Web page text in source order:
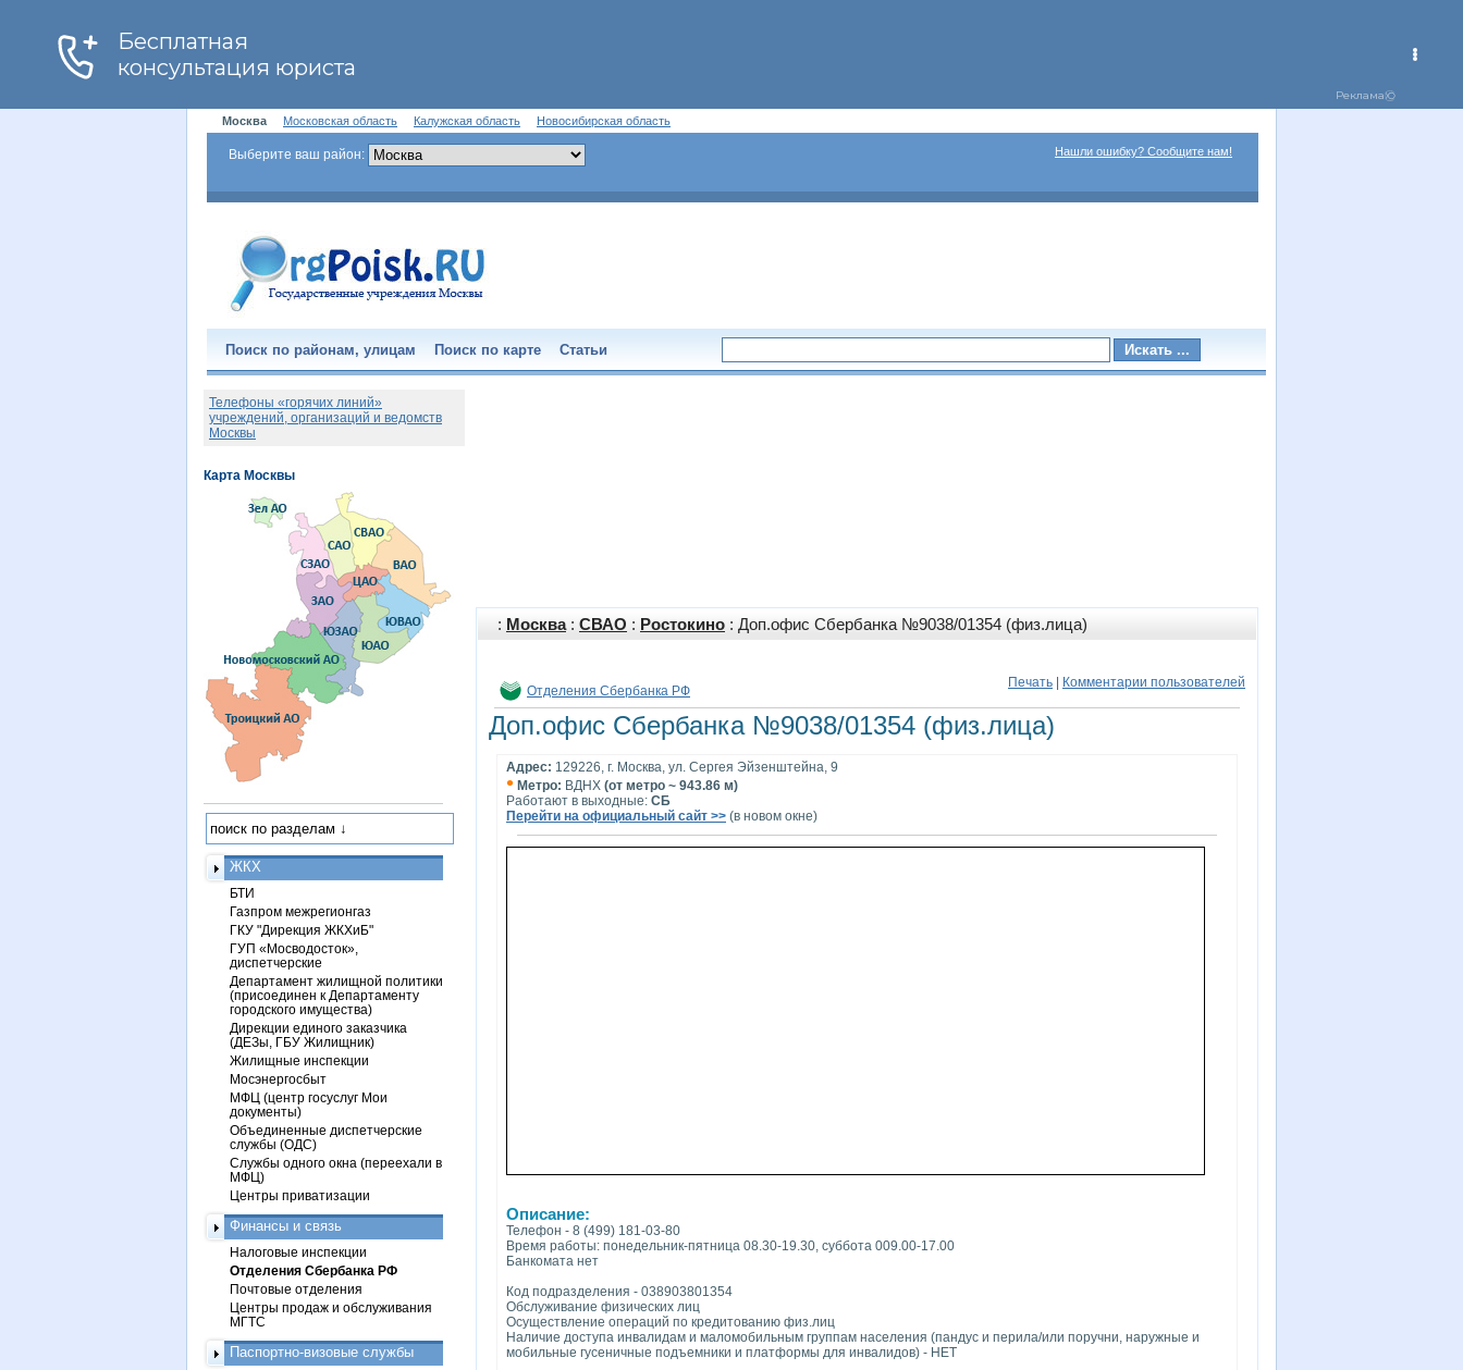
Москва Московская область Калужская область Новосибирская область
Выберите ваш район: Нашли ошибку? Сообщите нам!
Поиск по районам, улицам Поиск по карте Статьи
: Москва: СВАО : Ростокино : Доп.офис Сбербанка №9038/01354 (физ.лица)
Печать Комментарии пользователей
Отделения Сбербанка РФ
Доп.офис Сбербанка №9038/01354 (физ.лица)
Адрес: 129226, г. Москва, ул. Сергея Эйзенштейна, 9
• Метро: ВДНХ (от метро ~ 943.86 м)
Работают в выходные: СБ
Перейти на официальный сайт >> (в новом окне)
Описание:
Телефон - 8 (499) 181-03-80
Время работы: понедельник-пятница 08.30-19.30, суббота 009.00-17.00
Банкомата нет
Код подразделения - 038903801354
Обслуживание физических лиц
Осуществление операций по кредитованию физ.лиц
Наличие доступа инвалидам и маломобильным группам населения (пандус и перила/или поручни, наружные и
мобильные гусеничные подъемники и платформы для инвалидов) - НЕТ
Телефоны «горячих линий»
учреждений, организаций и ведомств
Москвы
ЖКХ
БТИ
Газпром межрегионгаз
ГКУ "Дирекция ЖКХиБ"
ГУП «Мосводосток»,
диспетчерские
Департамент жилищной политики
(присоединен к Департаменту
городского имущества)
Дирекции единого заказчика
(ДЕЗы, ГБУ Жилищник)
Жилищные инспекции
Мосэнергосбыт
МФЦ (центр госуслуг Мои
документы)
Объединенные диспетчерские
службы (ОДС)
Службы одного окна (переехали в
МФЦ)
Центры приватизации
Финансы и связь
Налоговые инспекции
Отделения Сбербанка РФ
Почтовые отделения
Центры продаж и обслуживания
МГТС
Паспортно-визовые службы